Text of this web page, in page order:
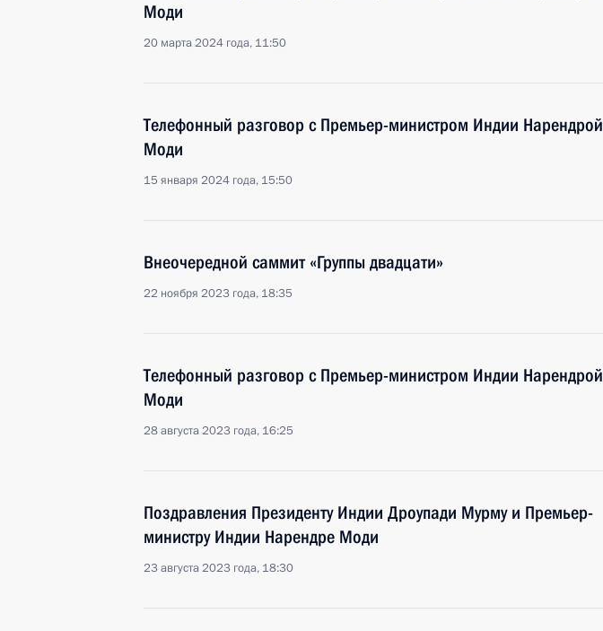
Моди
20 марта 2024 года, 11:50
Телефонный разговор с Премьер-министром Индии Нарендрой
Моди
15 января 2024 года, 15:50
Внеочередной саммит «Группы двадцати»
22 ноября 2023 года, 18:35
Телефонный разговор с Премьер-министром Индии Нарендрой
Моди
28 августа 2023 года, 16:25
Поздравления Президенту Индии Дроупади Мурму и Премьер-
министру Индии Нарендре Моди
23 августа 2023 года, 18:30